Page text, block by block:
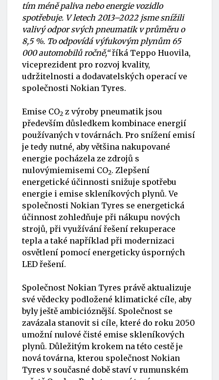
tím méně paliva nebo energie vozidlo
spotřebuje. V letech 2013–2022 jsme snížili
valivý odpor svých pneumatik v průměru o
8,5 %. To odpovídá výfukovým plynům 65
000 automobilů ročně,“říká Teppo Huovila,
viceprezident pro rozvoj kvality,
udržitelnosti a dodavatelských operací ve
společnosti Nokian Tyres.
Emise CO2 z výroby pneumatik jsou
především důsledkem kombinace energií
používaných v továrnách. Pro snížení emisí
je tedy nutné, aby většina nakupované
energie pocházela ze zdrojů s
nulovýmiemisemi CO2. Zlepšení
energetické účinnosti snižuje spotřebu
energie i emise skleníkových plynů. Ve
společnosti Nokian Tyres se energetická
účinnost zohledňuje při nákupu nových
strojů, při využívání řešení rekuperace
tepla a také například při modernizaci
osvětlení pomocí energeticky úsporných
LED řešení.
Společnost Nokian Tyres právě aktualizuje
své vědecky podložené klimatické cíle, aby
byly ještě ambicióznější. Společnost se
zavázala stanovit si cíle, které do roku 2050
umožní nulové čisté emise skleníkových
plynů. Důležitým krokem na této cestě je
nová továrna, kterou společnost Nokian
Tyres v současné době staví v rumunském